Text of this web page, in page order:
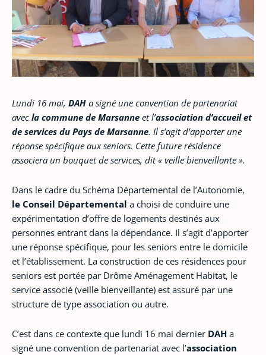
Lundi 16 mai, DAH a signé une convention de partenariat
avec la commune de Marsanne et l’association d’accueil et
de services du Pays de Marsanne. Il s’agit d’apporter une
réponse spécifique aux seniors. Cette future résidence
associera un bouquet de services, dit « veille bienveillante ».
Dans le cadre du Schéma Départemental de l’Autonomie,
le Conseil Départemental a choisi de conduire une
expérimentation d’offre de logements destinés aux
personnes entrant dans la dépendance. Il s’agit d’apporter
une réponse spécifique, pour les seniors entre le domicile
et l’établissement. La construction de ces résidences pour
seniors est portée par Drôme Aménagement Habitat, le
service associé (veille bienveillante) est assuré par une
structure de type association ou autre.
C’est dans ce contexte que lundi 16 mai dernier DAH a
signé une convention de partenariat avec l’association